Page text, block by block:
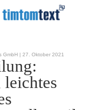
GmbH | 27. Oktober 2021
leichtes